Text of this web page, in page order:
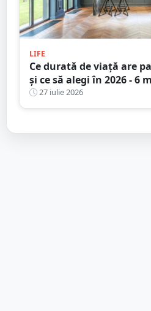
LIFE
Ce durată de viață are
și ce să alegi în 2026 - 6
recomandate pentru un
27 iulie 2026